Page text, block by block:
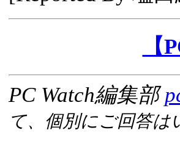
【
PC Watch編集部
て、個別にご回答は